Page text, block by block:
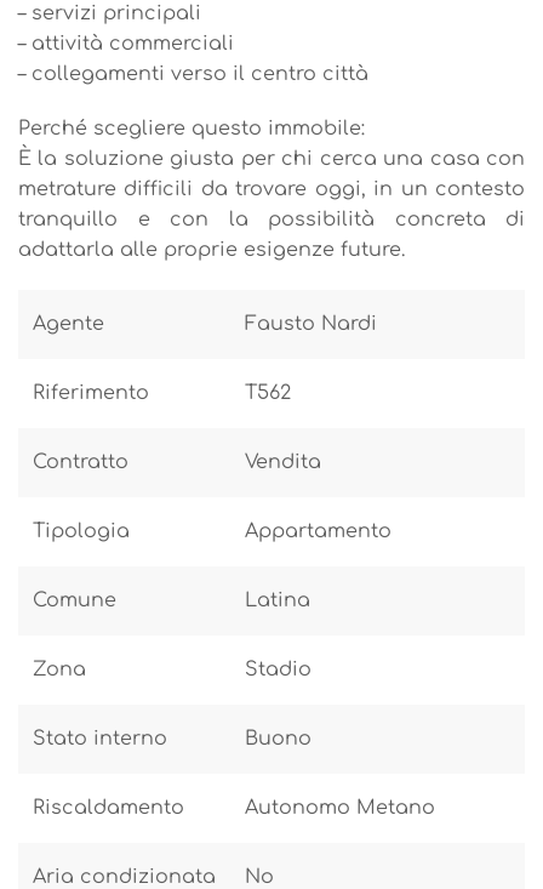
– servizi principali
– attività commerciali
– collegamenti verso il centro città
Perché scegliere questo immobile:
È la soluzione giusta per chi cerca una casa con
metrature difficili da trovare oggi, in un contesto
tranquillo e con la possibilità concreta di
adattarla alle proprie esigenze future.
Agente Fausto Nardi
Riferimento T562
Contratto Vendita
Tipologia Appartamento
Comune Latina
Zona Stadio
Stato interno Buono
Riscaldamento Autonomo Metano
Aria condizionata No